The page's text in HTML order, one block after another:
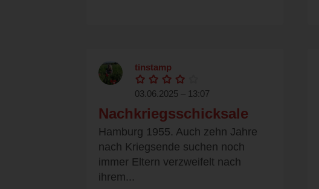
tinstamp
03.06.2025 – 13:07
Nachkriegsschicksale
Hamburg 1955. Auch zehn Jahre
nach Kriegsende suchen noch
immer Eltern verzweifelt nach
ihrem...